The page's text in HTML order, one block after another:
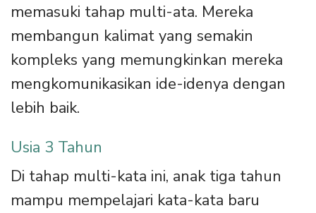
memasuki tahap multi-ata. Mereka
membangun kalimat yang semakin
kompleks yang memungkinkan mereka
mengkomunikasikan ide-idenya dengan
lebih baik.
Usia 3 Tahun
Di tahap multi-kata ini, anak tiga tahun
mampu mempelajari kata-kata baru